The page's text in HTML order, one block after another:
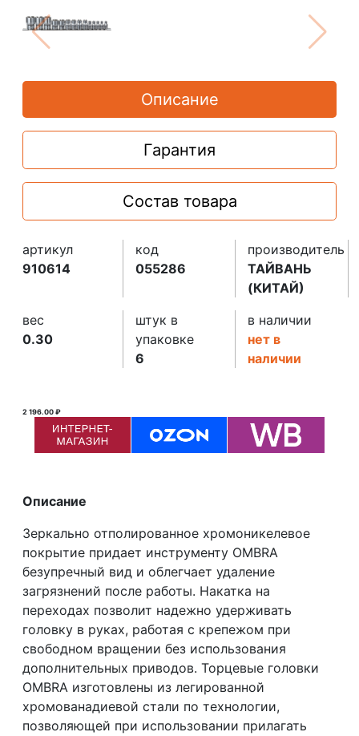
Описание
Гарантия
Состав товара
артикул
910614
код
055286
производитель
ТАЙВАНЬ
(КИТАЙ)
вес
0.30
штук в
упаковке
6
в наличии
нет в
наличии
2 196.00 ₽
Описание
Зеркально отполированное хромоникелевое
покрытие придает инструменту OMBRA
безупречный вид и облегчает удаление
загрязнений после работы. Накатка на
переходах позволит надежно удерживать
головку в руках, работая с крепежом при
свободном вращении без использования
дополнительных приводов. Торцевые головки
OMBRA изготовлены из легированной
хромованадиевой стали по технологии,
позволяющей при использовании прилагать